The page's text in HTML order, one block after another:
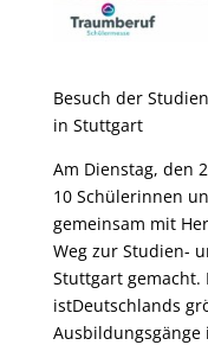
Besuch der
in Stuttgart
Am Dienstag, den
10 Schülerinnen
gemeinsam mit
Weg zur Studien-
Stuttgart gemacht.
istDeutschlands